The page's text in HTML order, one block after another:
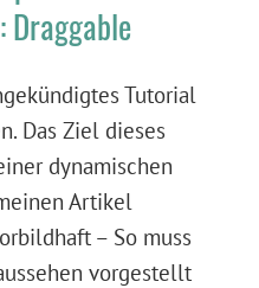
Draggable
Tutorial
Das Ziel dieses
dynamischen
Artikel
– So muss
vorgestellt